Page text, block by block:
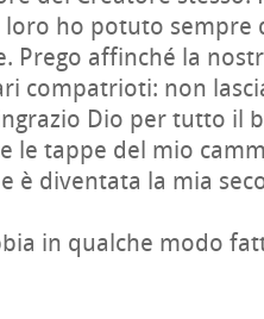
ho potuto sempre
Prego affinché la
compatrioti: non
Dio per tutto il
le tappe del mio
è diventata la mia
in qualche modo